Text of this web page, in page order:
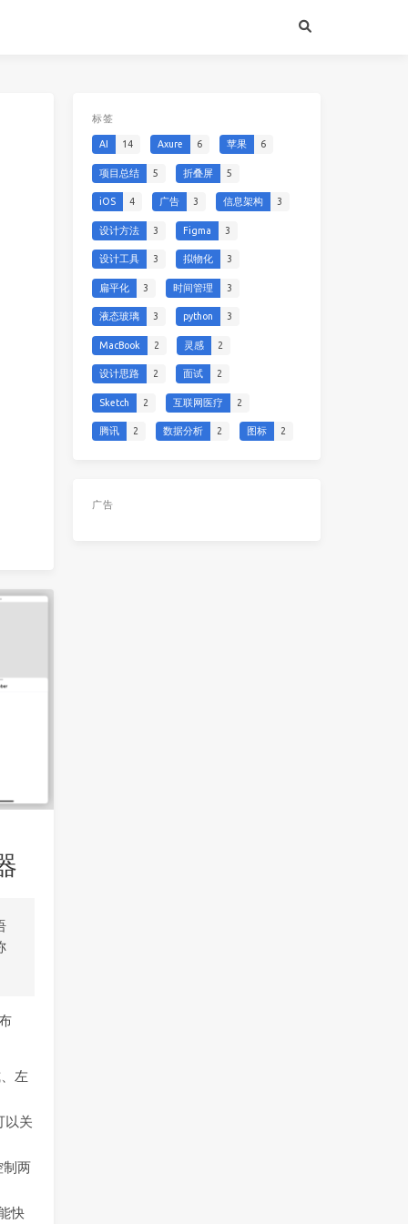
左
以关
制两
快
标签
AI 14 Axure 6 苹果 6
项目总结 5 折叠屏 5
iOS 4 广告 3 信息架构 3
设计方法 3 Figma 3
设计工具 3 拟物化 3
扁平化 3 时间管理 3
液态玻璃 3 python 3
MacBook 2 灵感 2
设计思路 2 面试 2
Sketch 2 互联网医疗 2
腾讯 2 数据分析 2 图标 2
广告